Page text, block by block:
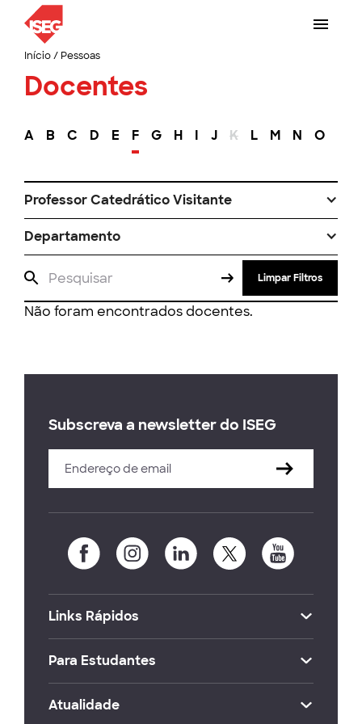
Início/ Pessoas
Docentes
A B C D E F G H I J K L M N O
Professor Catedrático Visitante
Departamento
Limpar Filtros
Não foram encontrados docentes.
Subscreva a newsletter do ISEG
Links Rápidos
Para Estudantes
Atualidade